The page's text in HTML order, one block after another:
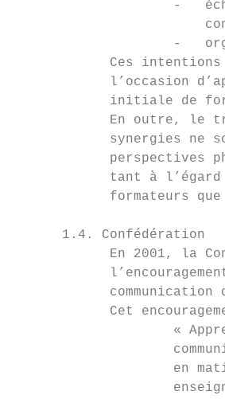
-
-
Ces
l’occasion
initiale de
En outre, le
synergies ne
perspectives
tant à
formateurs
      1.4. Confédération
En 2001, la
communication
Cet
«
en